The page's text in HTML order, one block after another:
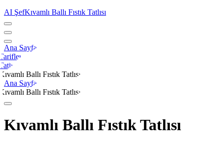
AI ŞefKıvamlı Ballı Fıstık Tatlısı
Ana Sayfa
Ballı Fıstık Tatlısı
Ana Sayfa
Ballı Fıstık Tatlısı
Kıvamlı Ballı Fıstık Tatlısı